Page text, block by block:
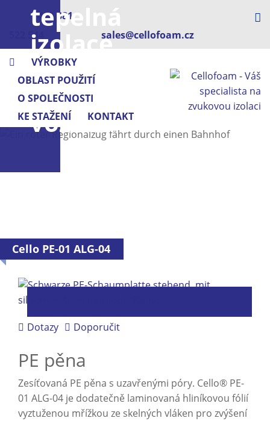
+420 381
522 544
sales@cellofoam.cz
VÝROBKY
OBLAST POUŽITÍ
O SPOLEČNOSTI
KE STAŽENÍ
KONTAKT
tepelná
izolace
pro
kolejová
vozidla
Cello PE-01 ALG-04
Dotazy Doporučit
PE pěna
Zesíťovaná PE pěna s uzavřenými póry. Cello® PE-
01 ALG-04 je dodatečně laminovaná hliníkovou fólií
vyztuženou mřížkou ze skelných vláken pro zvýšení